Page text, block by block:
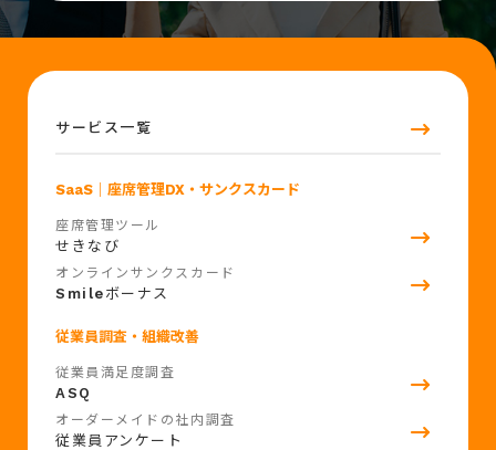
サービス一覧
SaaS ｜座席管理DX・サンクスカード
座席管理ツール
せきなび
オンラインサンクスカード
Smile ボーナス
従業員調査・組織改善
従業員満足度調査
ASQ
オーダーメイドの社内調査
従業員アンケート